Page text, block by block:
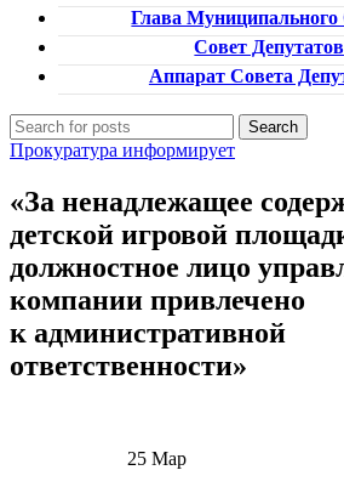
Глава Муниципального
Совет Депутатов
Аппарат Совета
Search
Прокуратура информирует
«За ненадлежащее
детской игровой
должностное лицо
компании привлечено
к административной
ответственности»
25Мар